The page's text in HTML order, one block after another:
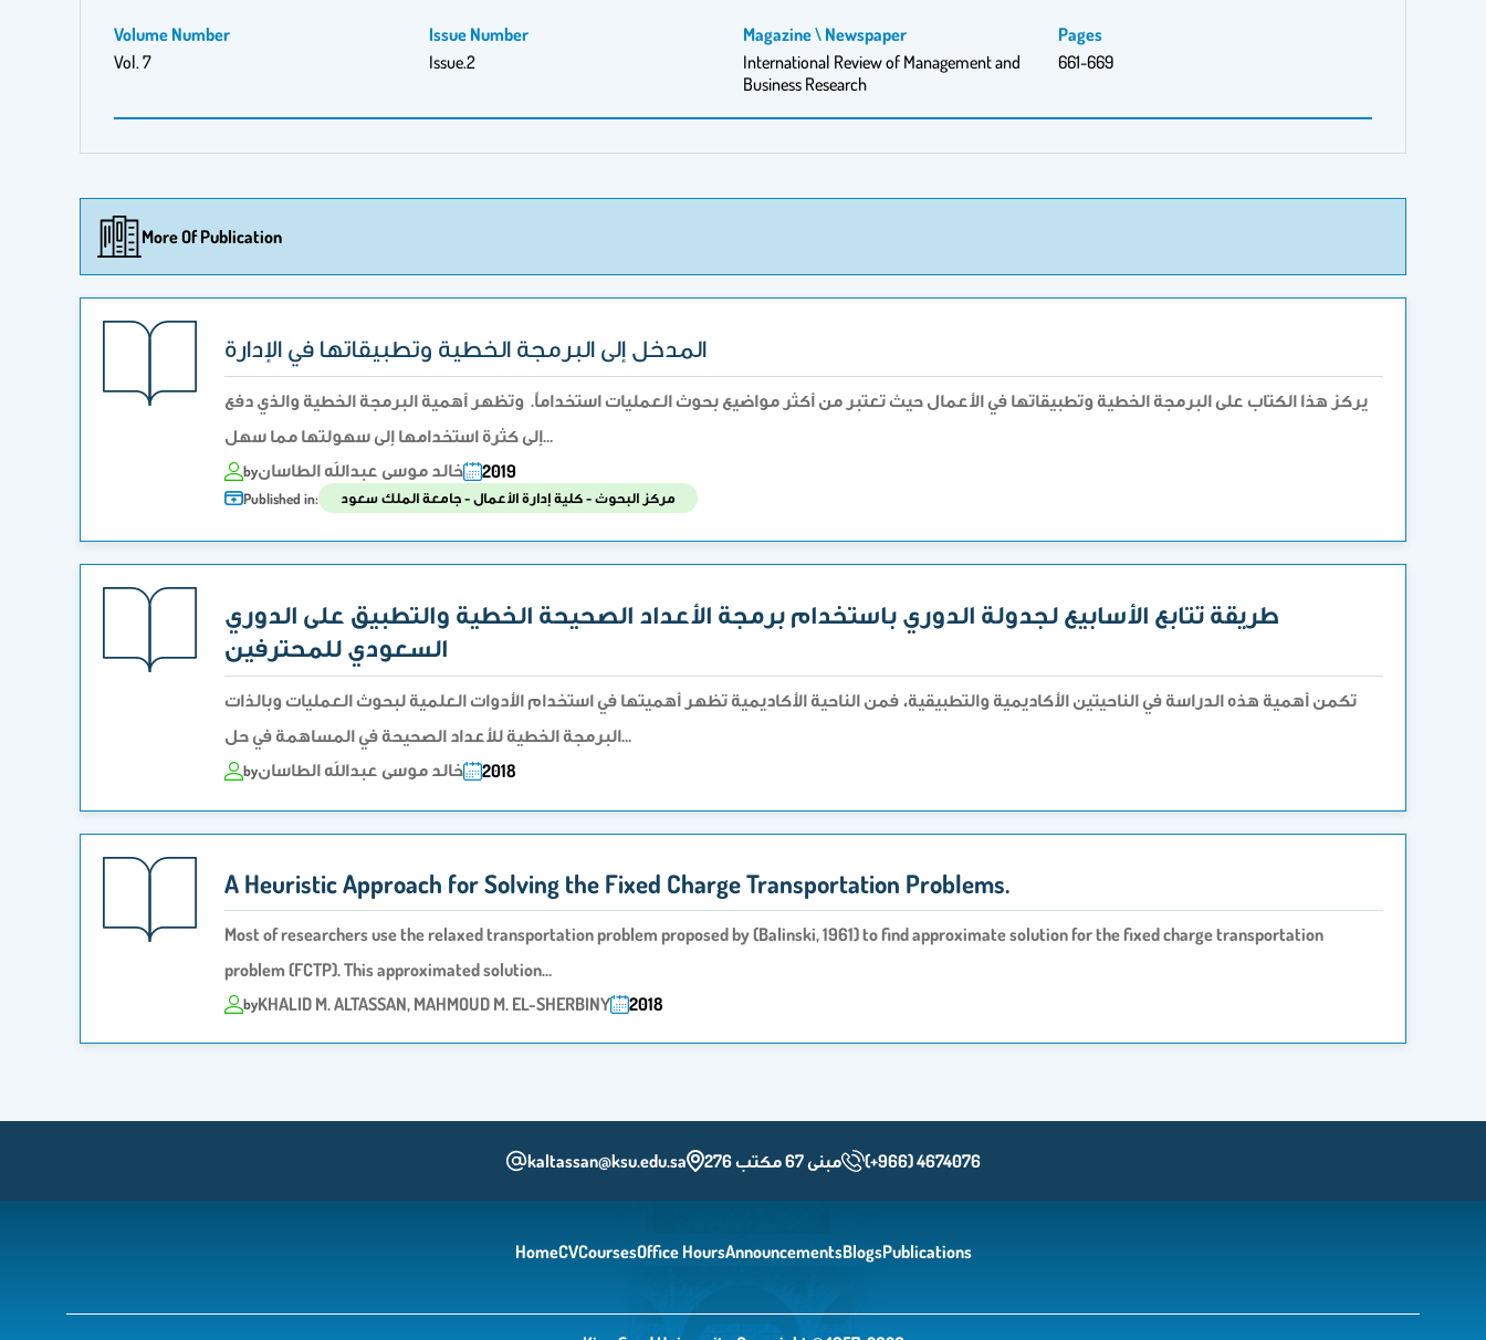
Volume Number
Vol. 7
Issue Number
Issue.2‎
Magazine \ Newspaper
International Review of Management and
Business Research
Pages
661-669
More Of Publication
المدخل إلى البرمجة الخطية وتطبيقاتها في الإدارة
يركز هذا الكتاب على البرمجة الخطية وتطبيقاتها في الأعمال حيث تعتبر من أكثر مواضيع بحوث العمليات استخداماً. وتظهر أهمية البرمجة الخطية والذي دفع
إلى كثرة استخدامها إلى سهولتها مما سهل…
byخالد موسى عبدالله الطاسان 2019
Published in: مركز البحوث - كلية إدارة الأعمال - جامعة الملك سعود
طريقة تتابع الأسابيع لجدولة الدوري باستخدام برمجة الأعداد الصحيحة الخطية والتطبيق على ‏الدوري
السعودي للمحترفين
تكمن أهمية هذه الدراسة في الناحيتين الأكاديمية والتطبيقية، فمن الناحية الأكاديمية تظهر أهميتها في استخدام الأدوات العلمية لبحوث العمليات وبالذات
البرمجة الخطية للأعداد الصحيحة في المساهمة في حل…
byخالد موسى عبدالله الطاسان 2018
A Heuristic Approach for Solving the Fixed Charge ‎Transportation Problems.‎
Most of researchers use the relaxed transportation problem proposed by (Balinski, 1961) to find approximate solution for the fixed charge transportation
problem (FCTP). This approximated solution…
byKHALID M. ALTASSAN, MAHMOUD M. EL-SHERBINY 2018
kaltassan@ksu.edu.sa مبنى 67 مكتب 276 (+966) 4674076
HomeCVCoursesOffice HoursAnnouncementsBlogsPublications